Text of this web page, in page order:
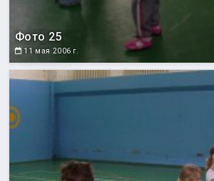
Фото 25
11 мая 2006 г.